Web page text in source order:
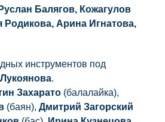
Руслан Балягов, Кожагулов
Арина Игнатова,
инструментов под
.
Захарато (балалайка),
(баян), Дмитрий Загорский